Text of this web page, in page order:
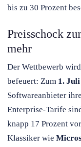
bis zu 30 Prozent
Preisschock
mehr
Der Wettbewerb
befeuert: Zum 1.
Softwareanbieter
Enterprise-Tarife
knapp 17 Prozent
Klassiker wie